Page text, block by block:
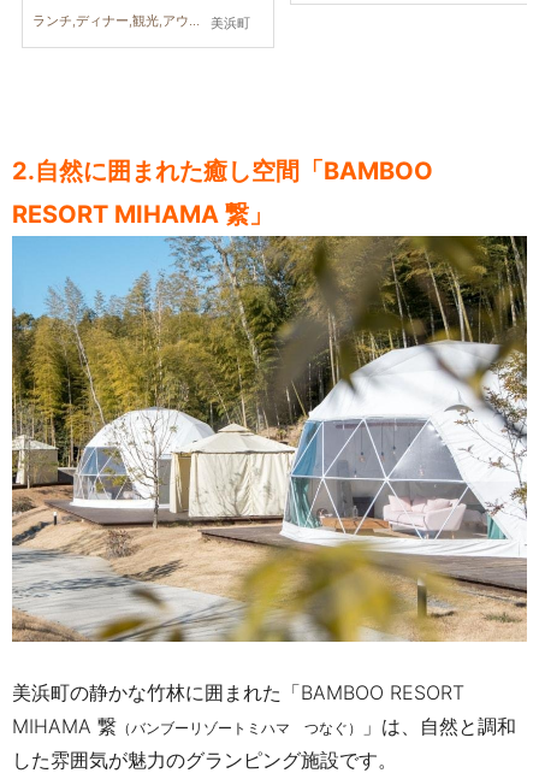
美浜町
ランチ,ディナー,観光,アウトドア,行ってみたレポ,おひとりさま,友人
2.自然に囲まれた癒し空間「BAMBOO
RESORT MIHAMA 繋」
美浜町の静かな竹林に囲まれた「BAMBOO RESORT
MIHAMA 繋 （バンブーリゾートミハマ つなぐ）
」は、自然と調和
した雰囲気が魅力のグランピング施設です。